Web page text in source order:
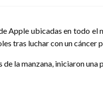
Apple ubicadas en todo el
tras luchar con un cáncer
la manzana, iniciaron